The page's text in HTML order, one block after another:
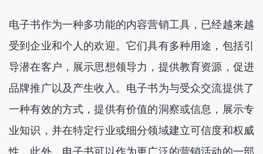
电子书作为一种多功能的内容营销工具，已经越来越
受到企业和个人的欢迎。它们具有多种用途，包括引
导潜在客户，展示思想领导力，提供教育资源，促进
品牌推广以及产生收入。电子书为与受众交流提供了
一种有效的方式，提供有价值的洞察或信息，展示专
业知识，并在特定行业或细分领域建立可信度和权威
性。此外，电子书可以作为更广泛的营销活动的一部